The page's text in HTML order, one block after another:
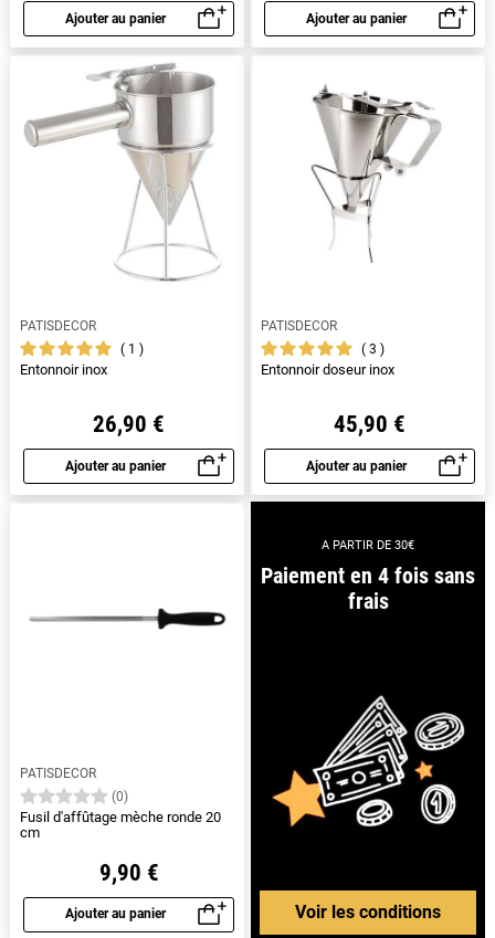
Ajouter au panier
Aperçu rapide
Ajouter au panier
Aperçu rapide
PATISDECOR
1
Entonnoir inox
26,90 €
Ajouter au panier
Aperçu rapide
PATISDECOR
3
Entonnoir doseur inox
45,90 €
Ajouter au panier
Aperçu rapide
PATISDECOR
(0)
Fusil d'affûtage mèche ronde 20
cm
9,90 €
Ajouter au panier
Aperçu rapide
A PARTIR DE 30€
Paiement en 4 fois sans
frais
Voir les conditions